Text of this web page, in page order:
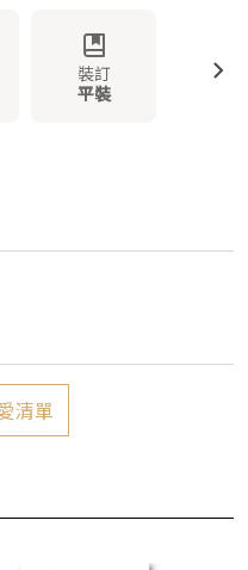
裝訂
平裝
清單